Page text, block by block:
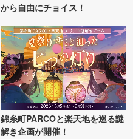
から自由にチョイス！
錦糸町PARCOと楽天地を巡る謎
解き企画が開催！